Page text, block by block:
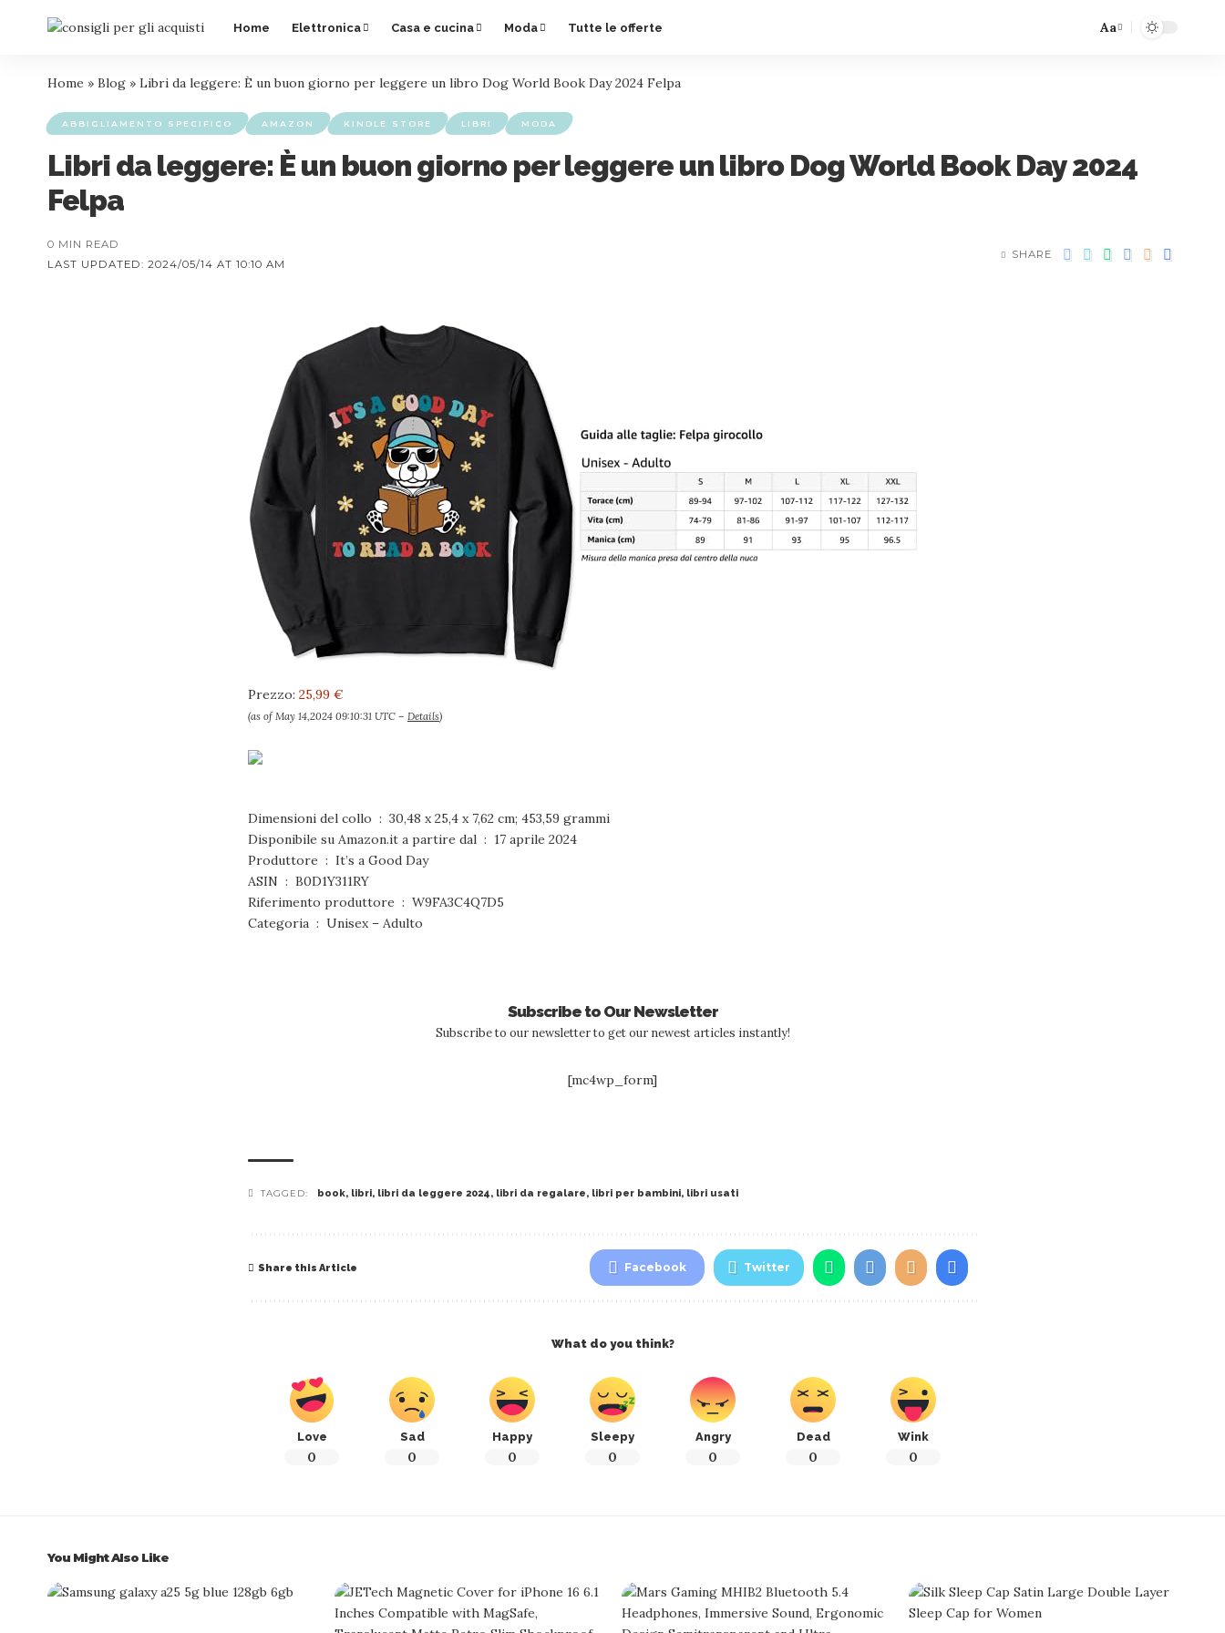
Home Elettronica Casa e cucina Moda Tutte le offerte Aa
Home » Blog » Libri da leggere: È un buon giorno per leggere un libro Dog World Book Day 2024 Felpa
ABBIGLIAMENTO SPECIFICO AMAZON KINDLE STORE LIBRI MODA
Libri da leggere: È un buon giorno per leggere un libro Dog World Book Day 2024
Felpa
LAST UPDATED: 2024/05/14 AT 10:10 AM
0 MIN READ
SHARE
Prezzo: 25,99 €
(as of May 14,2024 09:10:31 UTC – Details)
Dimensioni del collo ‏ : ‎ 30,48 x 25,4 x 7,62 cm; 453,59 grammi
Disponibile su Amazon.it a partire dal ‏ : ‎ 17 aprile 2024
Produttore ‏ : ‎ It’s a Good Day
ASIN ‏ : ‎ B0D1Y311RY
Riferimento produttore ‏ : ‎ W9FA3C4Q7D5
Categoria ‏ : ‎ Unisex – Adulto
Subscribe to Our Newsletter
Subscribe to our newsletter to get our newest articles instantly!
[mc4wp_form]
TAGGED: book, libri, libri da leggere 2024, libri da regalare, libri per bambini, libri usati
Share this Article Facebook Twitter
What do you think?
Love
0
Sad
0
Happy
0
Sleepy
0
Angry
0
Dead
0
Wink
0
You Might Also Like